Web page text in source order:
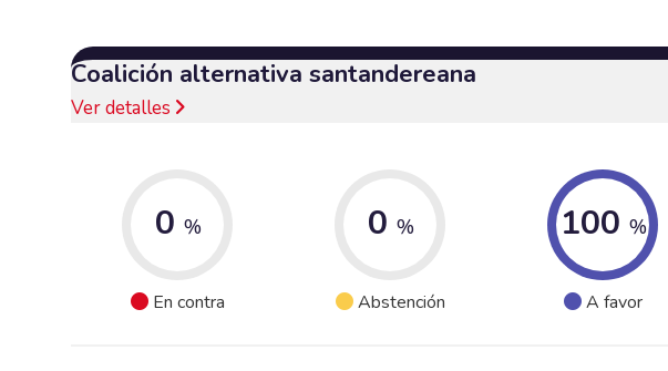
Coalición alternativa santandereana
Ver detalles
0 %
En contra
0 %
Abstención
100 %
A favor